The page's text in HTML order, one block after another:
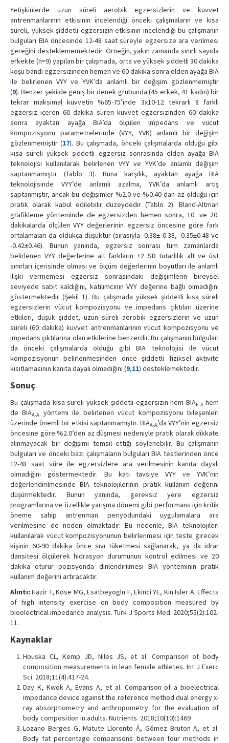
Yetişkinlerde uzun süreli aerobik egzersizlerin ve kuvvet
antrenmanlarının etkisinin incelendiği önceki çalışmaların ve kısa
süreli, yüksek şiddetli egzersizin etkisinin incelendiği bu çalışmanın
bulguları BIA öncesinde 12-48 saat süreyle egzersize ara verilmesi
gereğini desteklememektedir. Örneğin, yakın zamanda sınırlı sayıda
erkekte (n=9) yapılan bir çalışmada, orta ve yüksek şiddetli 30 dakika
koşu bandı egzersizinden hemen ve 60 dakika sonra elden ayağa BIA
ile belirlenen VYY ve YVK’da anlamlı bir değişim gözlenmemiştir
(9). Benzer şekilde geniş bir denek grubunda (45 erkek, 41 kadın) bir
tekrar maksimal kuvvetin %65-75’inde 3x10-12 tekrarlı 8 farklı
egzersiz içeren 60 dakika süren kuvvet egzersizinden 60 dakika
sonra ayaktan ayağa BIA’da ölçülen impedans ve vücut
kompozisyonu parametrelerinde (VYY, YVK) anlamlı bir değişim
gözlenmemiştir (17). Bu çalışmada, önceki çalışmalarda olduğu gibi
kısa süreli yüksek şiddetli egzersiz sonrasında elden ayağa BIA
teknolojisi kullanılarak belirlenen VYY ve YVK’de anlamlı değişim
saptanmamıştır (Tablo 3). Buna karşılık, ayaktan ayağa BIA
teknolojisinde VYY’de anlamlı azalma, YVK’da anlamlı artış
saptanmıştır, ancak bu değişimler %2.0 ve %0.40 dan az olduğu için
pratik olarak kabul edilebilir düzeydedir (Tablo 2). Bland-Altman
grafikleme yönteminde de egzersizden hemen sonra, 10. ve 20.
dakikalarda ölçülen VYY değerlerinin egzersiz öncesine göre fark
ortalamaları da oldukça düşüktür (sırasıyla -0.38± 0.38, -0.35±0.48 ve
-0.42±0.46). Bunun yanında, egzersiz sonrası tüm zamanlarda
belirlenen VYY değerlerine ait farkların ±2 SD tutarlılık alt ve üst
sınırları içerisinde olması ve ölçüm değerlerinin boyutları ile anlamlı
ilişki vermemesi egzersiz sonrasındaki değişimlerin bireysel
seviyede sabit kaldığını, katılımcının VYY değerine bağlı olmadığını
göstermektedir (Şekil 1). Bu çalışmada yüksek şiddetli kısa süreli
egzersizlerin vücut kompozisyonu ve impedans çıktıları üzerine
etkileri, düşük şiddet, uzun süreli aerobik egzersizlerin ve uzun
süreli (60 dakika) kuvvet antrenmanlarının vücut kompozisyonu ve
impedans çıktılarına olan etkilerine benzerdir. Bu çalışmanın bulguları
da önceki çalışmalarda olduğu gibi BIA teknolojisi ile vücut
kompozisyonun belirlenmesinden önce şiddetli fiziksel aktivite
kısıtlamasının kanıta dayalı olmadığını (9,11) desteklemektedir.
Sonuç
Bu çalışmada kısa süreli yüksek şiddetli egzersizin hem BIAE-Ahem
de BIAA-A
yöntemi ile belirlenen vücut kompozisyonu bileşenleri
üzerinde önemli bir etkisi saptanmamıştır. BIAA-A’da VYY’nin egzersiz
öncesine göre %2.0’den az düşmesi nedeniyle pratik olarak dikkate
alınmayacak bir değişimi temsil ettiği söylenebilir. Bu çalışmanın
bulguları ve önceki bazı çalışmaların bulguları BIA testlerinden önce
12-48 saat süre ile egzersizlere ara verilmesinin kanıta dayalı
olmadığını göstermektedir. Bu katı tavsiye VYY ve YVK’nın
değerlendirilmesinde BIA teknolojilerinin pratik kullanım değerini
düşürmektedir. Bunun yanında, gereksiz yere egzersiz
programlarına ve özellikle yarışma dönemi gibi performans için kritik
öneme sahip antrenman periyodundaki uygulamalara ara
verilmesine de neden olmaktadır. Bu nedenle, BIA teknolojileri
kullanılarak vücut kompozisyonunun belirlenmesi için teste girecek
kişinin 60-90 dakika önce sıvı tüketmesi sağlanarak, ya da idrar
dansitesi ölçülerek hidrasyon durumunun kontrol edilmesi ve 20
dakika oturur pozisyonda dinlendirilmesi BIA yönteminin pratik
kullanım değerini artıracaktır.
Alıntı: Hazir T, Kose MG, Esatbeyoglu F, Ekinci YE, Kin Isler A. Effects
of high intensity exercise on body composition measured by
bioelectrical impedance analysis. Turk J Sports Med. 2020;55(2):102-
11.
Kaynaklar
Houska CL, Kemp JD, Niles JS, et al. Comparison of body
composition measurements in lean female athletes. Int J Exerc
Sci. 2018;11(4):417-24.
Day K, Kwok A, Evans A, et al. Comparison of a bioelectrical
impedance device against the reference method dual energy x-
ray absorptiometry and anthropometry for the evaluation of
body composition in adults. Nutrients. 2018;10(10):1469
Lozano Berges G, Matute Llorente Á, Gómez Bruton A, et al.
Body fat percentage comparisons between four methods in